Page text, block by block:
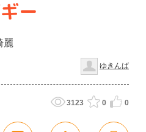
ー
麗
ゆきんば
3123 0 0